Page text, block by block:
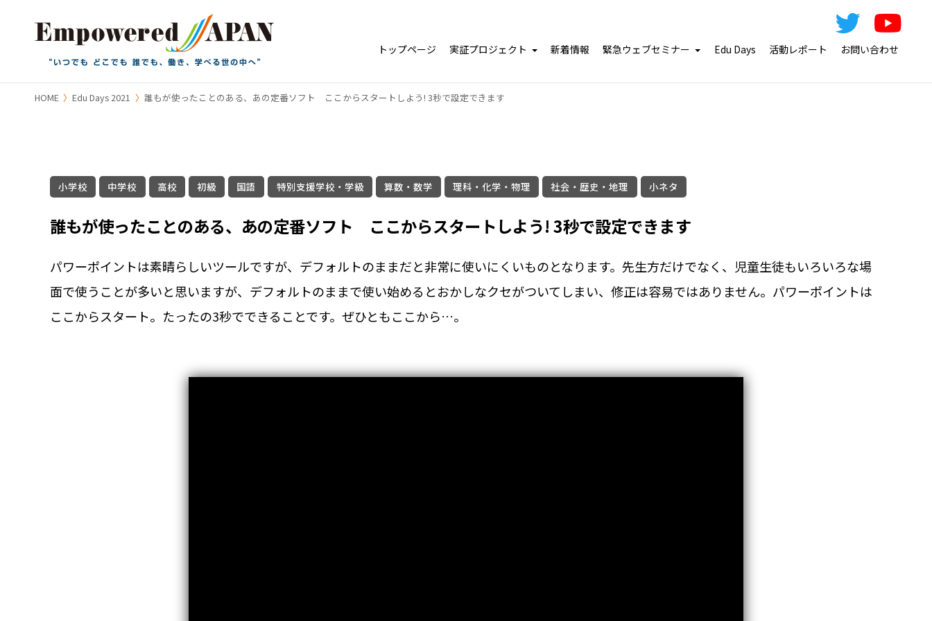
トップページ 実証プロジェクト 新着情報 緊急ウェブセミナー Edu Days 活動レポート お問い合わせ
HOME Edu Days 2021 誰もが使ったことのある、あの定番ソフト ここからスタートしよう! 3秒で設定できます
小学校 中学校 高校 初級 国語 特別支援学校・学級 算数・数学 理科・化学・物理 社会・歴史・地理 小ネタ
誰もが使ったことのある、あの定番ソフト ここからスタートしよう! 3秒で設定できます
パワーポイントは素晴らしいツールですが、デフォルトのままだと非常に使いにくいものとなります。先生方だけでなく、児童生徒もいろいろな場
面で使うことが多いと思いますが、デフォルトのままで使い始めるとおかしなクセがついてしまい、修正は容易ではありません。パワーポイントは
ここからスタート。たったの3秒でできることです。ぜひともここから…。